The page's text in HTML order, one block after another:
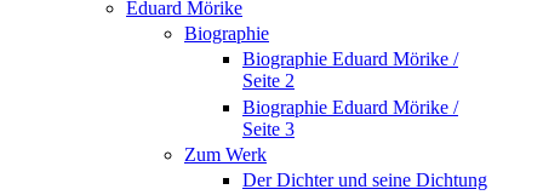
Eduard Mörike
Biographie
Biographie Eduard Mörike /
Seite 2
Biographie Eduard Mörike /
Seite 3
Zum Werk
Der Dichter und seine Dichtung